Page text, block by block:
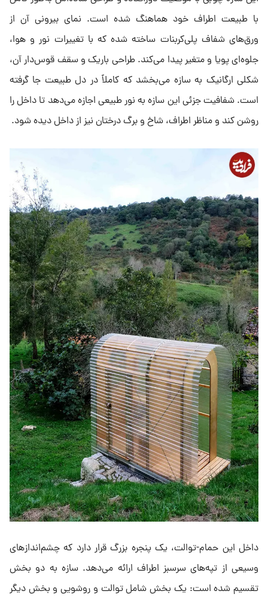
با طبیعت اطراف خود هماهنگ شده است. نمای بیرونی آن از
ورق‌های شفاف پلی‌کربنات ساخته شده که با تغییرات نور و هوا،
جلوه‌ای پویا و متغیر پیدا می‌کند. طراحی باریک و سقف قوس‌دار آن،
شکلی ارگانیک به سازه می‌بخشد که کاملاً در دل طبیعت جا گرفته
است. شفافیت جزئی این سازه به نور طبیعی اجازه می‌دهد تا داخل را
روشن کند و مناظر اطراف، شاخ و برگ درختان نیز از داخل دیده شود.
داخل این حمام-توالت، یک پنجره بزرگ قرار دارد که چشم‌اندازهای
وسیعی از تپه‌های سرسبز اطراف ارائه می‌دهد. سازه به دو بخش
تقسیم شده است: یک بخش شامل توالت و روشویی و بخش دیگر